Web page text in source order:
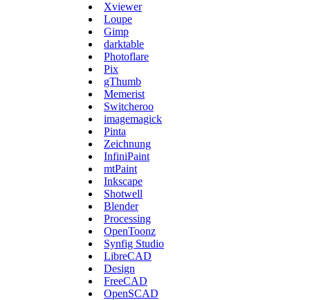
Xviewer
Loupe
Gimp
darktable
Photoflare
Pix
gThumb
Memerist
Switcheroo
imagemagick
Pinta
Zeichnung
InfiniPaint
mtPaint
Inkscape
Shotwell
Blender
Processing
OpenToonz
Synfig Studio
LibreCAD
Design
FreeCAD
OpenSCAD